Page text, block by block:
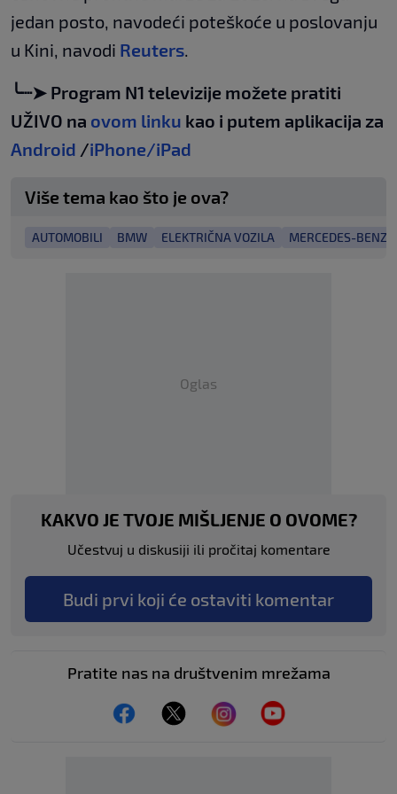
jedan posto, navodeći poteškoće u poslovanju
u Kini, navodi Reuters
╰┈➤ Program N1 televizije možete pratiti
UŽIVO na ovom linku kao i putem aplikacija za
Android /iPhone/iPad
Više tema kao što je ova?
AUTOMOBILI BMW ELEKTRIČNA VOZILA MERCEDES-BENZ
Oglas
KAKVO JE TVOJE MIŠLJENJE O OVOME?
Učestvuj u diskusiji ili pročitaj komentare
Budi prvi koji će ostaviti komentar
Pratite nas na društvenim mrežama